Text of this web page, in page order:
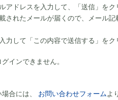
アドレスを入力して、「送信」をク
されたメールが届くので、メール
力して「この内容で送信する」をク
インできません。
合には、 お問い合わせフォームよ